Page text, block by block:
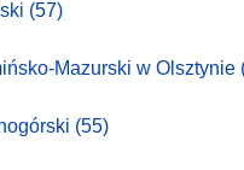
(57)
Mazurski w Olsztynie
(55)